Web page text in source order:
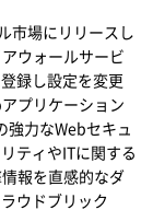
市場にリリースし
ウォールサービ
録し設定を変更
プリケーション
強力なWebセキュ
ティやITに関する
報を直感的なダ
ウドブリック